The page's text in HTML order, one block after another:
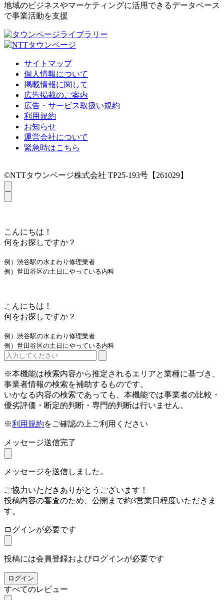
地域のビジネスやマーケティングに活用できるデータベース
で事業活動を支援
サイトマップ
個人情報について
掲載情報に関して
広告掲載のご案内
広告・サービス取扱い規約
利用規約
お知らせ
運営会社について
緊急時はこちら
©NTTタウンページ株式会社 TP25-193号【261029】
こんにちは！
何をお探しですか？
例）渋谷駅の水まわり修理業者
例）世田谷区の土日にやっている内科
こんにちは！
何をお探しですか？
例）渋谷駅の水まわり修理業者
例）世田谷区の土日にやっている内科
※本機能は検索内容から推定されるエリアと業種に基づき、
事業者情報の検索を補助するものです。
いかなる内容の検索であっても、本機能では事業者の比較・
優劣評価・断定的判断・専門的判断は行いません。
※利用規約をご確認の上ご利用ください
メッセージ送信完了
メッセージを送信しました。
ご協力いただきありがとうございます！
投稿内容の審査のため、公開まで約3営業日程度いただきま
す。
ログインが必要です
投稿には会員登録およびログインが必要です
ログイン
すべてのレビュー